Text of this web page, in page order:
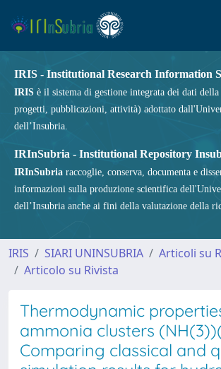
IRIS - Institutional Research Information
IRIS è il sistema di gestione integrata dei dati della
progetti, pubblicazioni, attività) adottato
dell’Insubria.
IRInSubria - Institutional Repository
IRInSubria raccoglie, conserva, documenta e
informazioni sulla produzione scientifica
dell’Insubria anche ai fini della valutazione della
IRIS SIARI UNINSUBRIA
Articoli su
Articolo su Rivista
Thermodynamic
ammonia clusters
Comparing classical and